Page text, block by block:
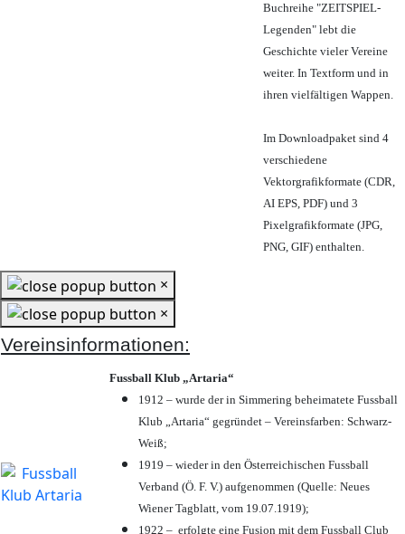
Buchreihe "ZEITSPIEL-
Legenden" lebt die
Geschichte vieler Vereine
weiter. In Textform und in
ihren vielfältigen Wappen.
Im Downloadpaket sind 4
verschiedene
Vektorgrafikformate (CDR,
AI EPS, PDF) und 3
Pixelgrafikformate (JPG,
PNG, GIF) enthalten.
×
×
Vereinsinformationen:
Fussball Klub „Artaria“
1912 – wurde der in Simmering beheimatete Fussball
Klub „Artaria“ gegründet – Vereinsfarben: Schwarz-
Weiß;
1919 – wieder in den Österreichischen Fussball
Verband (Ö. F. V.) aufgenommen (Quelle: Neues
Wiener Tagblatt, vom 19.07.1919);
1922 – erfolgte eine Fusion mit dem Fussball Club